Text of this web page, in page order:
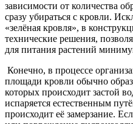
зависимости от количества
сразу убираться с кровли.
«зелёная кровля», в
технические решения,
для питания растений
Конечно, в процессе
площади кровли обычно
которых происходит застой
испаряется естественным
происходит её замерзание.